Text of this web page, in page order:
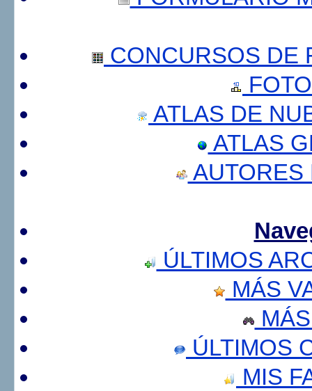
CONCURSOS DE
ATLAS DE
ATLAS
AUTORES
ÚLTIMOS
MÁS
ÚLTIMOS
MIS